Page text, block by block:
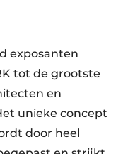
exposanten
tot de grootste
en
unieke concept
door heel